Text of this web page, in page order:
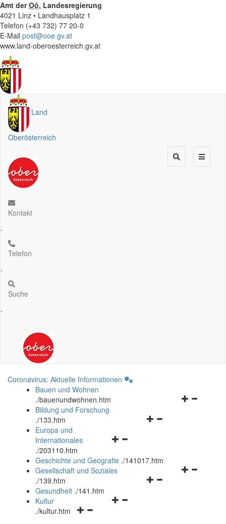
Amt derOö. Landesregierung
4021 Linz • Landhausplatz 1
Telefon (+43 732) 77 20-0
E-Mail post@ooe.gv.at
www.land-oberoesterreich.gv.at
Land
Oberösterreich
Kontakt
.
Telefon
.
Suche
.
Coronavirus: Aktuelle Informationen
Bauen und Wohnen
./bauenundwohnen.htm
Navigationsmenü
Bildung und Forschung
./133.htm
Navigationsmenü
und
schließen
Europa und
Internationales
./203110.htm
Geschichte und Geografie ./141017.htm
Navigationsmenü
Gesellschaft und Soziales
./139.htm
Navigationsmenü
Gesundheit ./141.htm
Navigationsmenü
Kultur
./kultur.htm